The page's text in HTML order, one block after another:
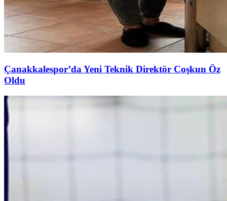
Çanakkalespor’da Yeni Teknik Direktör Coşkun Öz
Oldu